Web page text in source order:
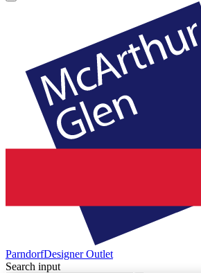
ParndorfDesigner Outlet
Search input